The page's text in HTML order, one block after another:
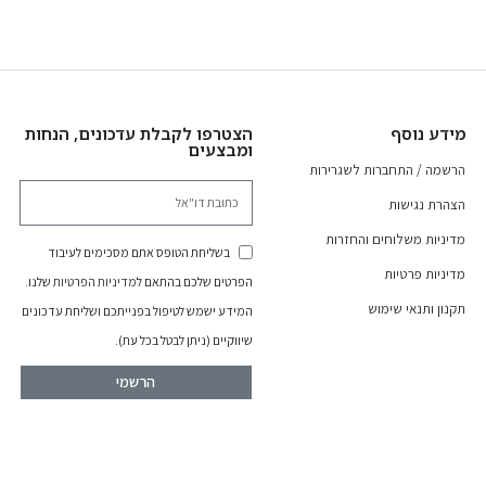
מידע נוסף
הרשמה / התחברות לשגרירות
הצהרת נגישות
מדיניות משלוחים והחזרות
מדיניות פרטיות
תקנון ותנאי שימוש
הצטרפו לקבלת עדכונים, הנחות
ומבצעים
בשליחת הטופס אתם מסכימים לעיבוד
הפרטים שלכם בהתאם למדיניות הפרטיות שלנו.
המידע ישמש לטיפול בפנייתכם ושליחת עדכונים
שיווקיים (ניתן לבטל בכל עת).
הרשמי